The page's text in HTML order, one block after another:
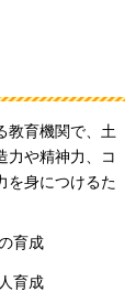
教育機関で、土
力や精神力、コ
を身につけるた
育成
育成